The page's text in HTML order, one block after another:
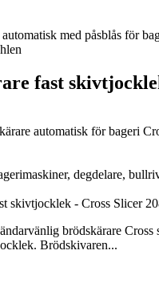
fast
skivtjocklek - Cross Slicer
brödskärare
Brödskivaren...